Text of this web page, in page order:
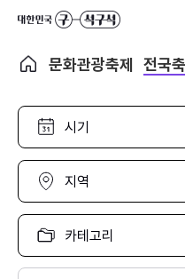
문화관광축제 전국
시
선
택
지
선
택
카
고
리